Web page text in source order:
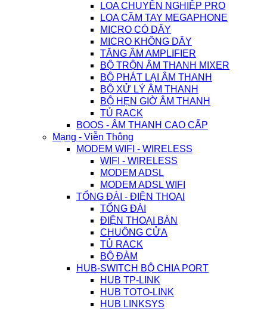
LOA CHUYÊN NGHIỆP PRO
LOA CẦM TAY MEGAPHONE
MICRO CÓ DÂY
MICRO KHÔNG DÂY
TĂNG ÂM AMPLIFIER
BỘ TRỘN ÂM THANH MIXER
BỘ PHÁT LẠI ÂM THANH
BỘ XỬ LÝ ÂM THANH
BỘ HẸN GIỜ ÂM THANH
TỦ RACK
BOOS - ÂM THANH CAO CẤP
Mạng - Viễn Thông
MODEM WIFI - WIRELESS
WIFI - WIRELESS
MODEM ADSL
MODEM ADSL WIFI
TỔNG ĐÀI - ĐIỆN THOẠI
TỔNG ĐÀI
ĐIỆN THOẠI BÀN
CHUÔNG CỬA
TỦ RACK
BỘ ĐÀM
HUB-SWITCH BỘ CHIA PORT
HUB TP-LINK
HUB TOTO-LINK
HUB LINKSYS